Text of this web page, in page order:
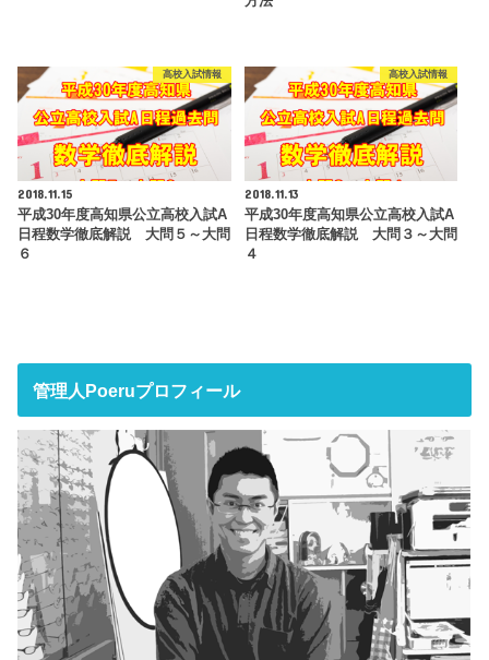
高校入試情報
2018.11.15
平成30年度高知県公立高校入試A
日程数学徹底解説 大問５～大問
６
高校入試情報
2018.11.13
平成30年度高知県公立高校入試A
日程数学徹底解説 大問３～大問
４
管理人Poeruプロフィール